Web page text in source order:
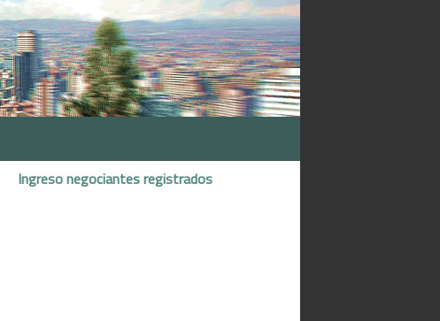
Ingreso negociantes registrados